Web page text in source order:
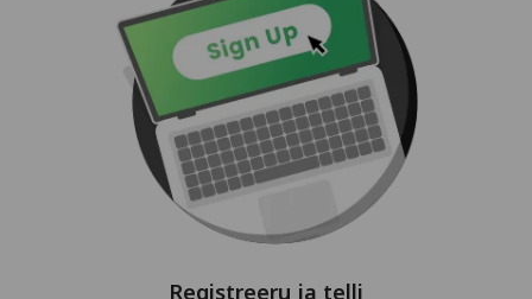
Registreeru ja telli